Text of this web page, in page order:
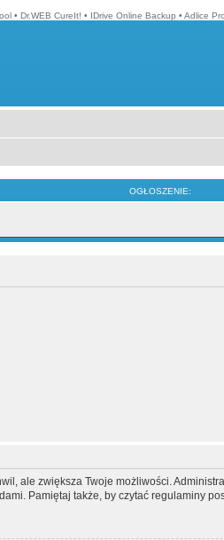
• Dr.WEB CureIt! • IDrive Online Backup • Adlice
OGŁOSZENIE:
ale zwiększa Twoje możliwości.
Pamiętaj także, by czytać regulaminy